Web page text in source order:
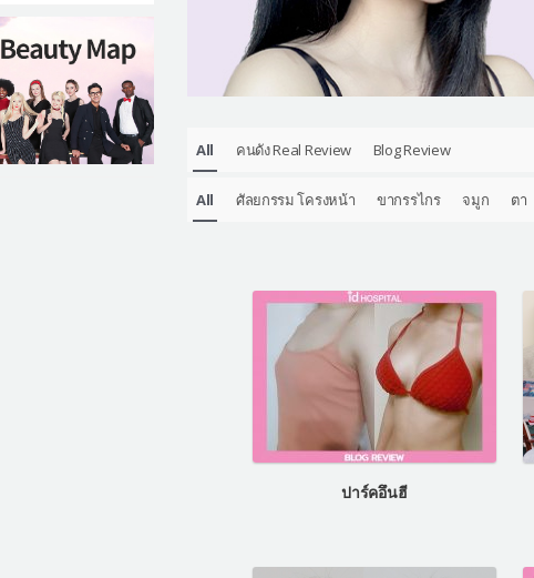
All คนดัง Real Review Blog Review
All ศัลยกรรม โครงหน้า ขากรรไกร จมูก ตา
ปาร์คอึนฮี